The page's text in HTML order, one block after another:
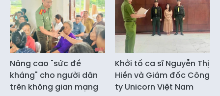
Nâng cao "sức đề
kháng" cho người dân
trên không gian mạng
Khởi tố ca sĩ Nguyễn Thị
Hiền và Giám đốc Công
ty Unicorn Việt Nam